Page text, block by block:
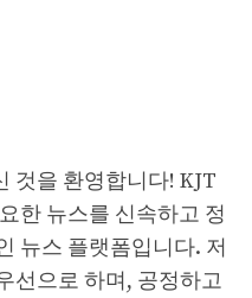
것을 환영합니다! KJT
한 뉴스를 신속하고 정
뉴스 플랫폼입니다. 저
선으로 하며, 공정하고